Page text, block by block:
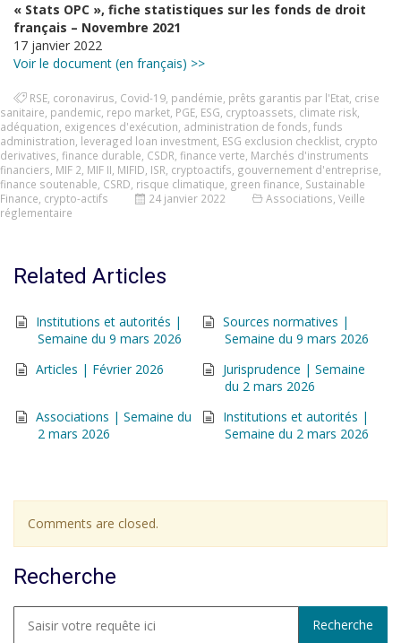
« Stats OPC », fiche statistiques sur les fonds de droit
français – Novembre 2021
17 janvier 2022
Voir le document (en français) >>
RSE coronavirus Covid-19 pandémie prêts garantis par l'Etat crise
sanitaire pandemic repo market PGE ESG cryptoassets climate risk
adéquation exigences d'exécution administration de fonds funds
administration leveraged loan investment ESG exclusion checklist crypto
derivatives finance durable CSDR finance verte Marchés d'instruments
financiers MIF 2 MIF II MIFID ISR cryptoactifs gouvernement d'entreprise
finance soutenable CSRD risque climatique green finance Sustainable
Finance crypto-actifs 24 janvier 2022 Associations Veille
réglementaire
Related Articles
Institutions et autorités |
Semaine du 9 mars 2026
Sources normatives |
Semaine du 9 mars 2026
Articles | Février 2026
Jurisprudence | Semaine
du 2 mars 2026
Associations | Semaine du
2 mars 2026
Institutions et autorités |
Semaine du 2 mars 2026
Comments are closed.
Recherche